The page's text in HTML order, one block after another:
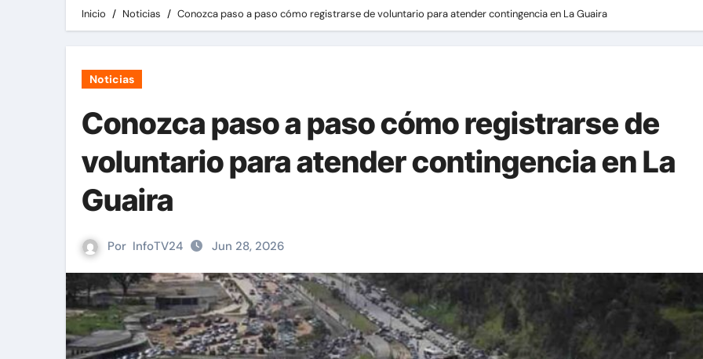
Inicio Noticias Conozca paso a paso cómo registrarse de voluntario para atender contingencia en La Guaira
Noticias
Conozca paso a paso cómo registrarse de
voluntario para atender contingencia en La
Guaira
Por InfoTV24 Jun 28, 2026